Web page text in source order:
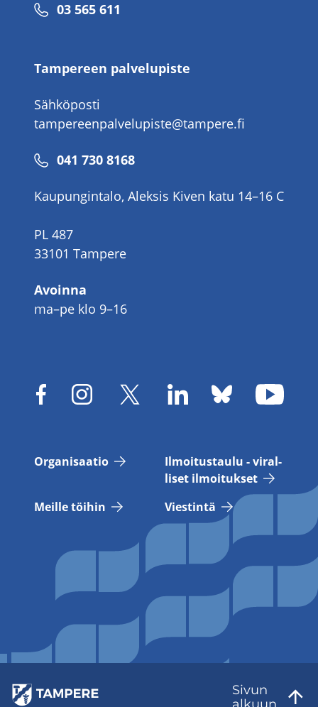
Puhelinnumero
03 565 611
Tampereen palvelupiste
Sähköposti
tampereenpalvelupiste@tampere.fi
Puhelinnumero
041 730 8168
Kaupungintalo, Aleksis Kiven katu 14–16 C
PL 487
33101 Tampere
Avoinna
ma–pe klo 9–16
Or­ga­ni­saa­tio
Il­moi­tus­tau­lu - vi­ral­
li­set il­moi­tuk­set
Meil­le töi­hin
Vies­tin­tä
Sivun